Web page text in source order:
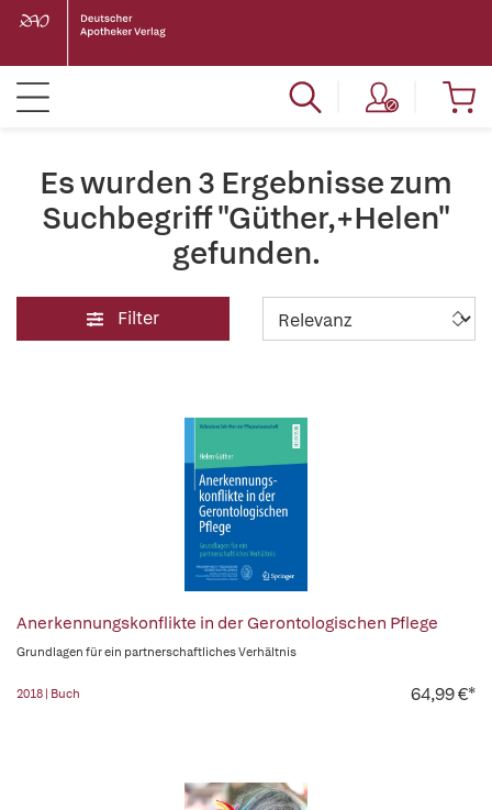
Es wurden 3 Ergebnisse zum
Suchbegriff "Güther,+Helen"
gefunden.
Filter
Anerkennungskonflikte in der Gerontologischen Pflege
Grundlagen für ein partnerschaftliches Verhältnis
2018 | Buch 64,99 €*